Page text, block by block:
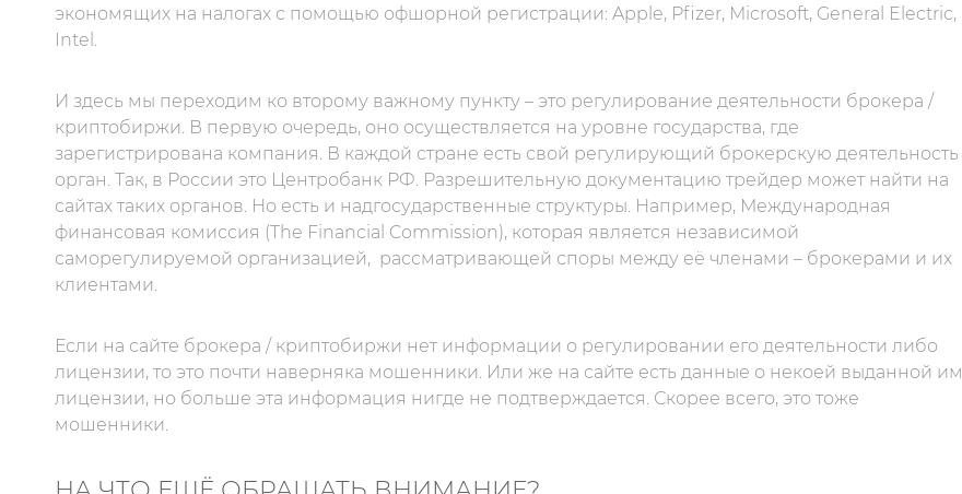
экономящих на налогах с помощью офшорной регистрации: Apple, Pfizer, Microsoft, General Electric,
Intel.
И здесь мы переходим ко второму важному пункту – это регулирование деятельности брокера /
криптобиржи. В первую очередь, оно осуществляется на уровне государства, где
зарегистрирована компания. В каждой стране есть свой регулирующий брокерскую деятельность
орган. Так, в России это Центробанк РФ. Разрешительную документацию трейдер может найти на
сайтах таких органов. Но есть и надгосударственные структуры. Например, Международная
финансовая комиссия (The Financial Commission), которая является независимой
саморегулируемой организацией, рассматривающей споры между её членами – брокерами и их
клиентами.
Если на сайте брокера / криптобиржи нет информации о регулировании его деятельности либо
лицензии, то это почти наверняка мошенники. Или же на сайте есть данные о некоей выданной им
лицензии, но больше эта информация нигде не подтверждается. Скорее всего, это тоже
мошенники.